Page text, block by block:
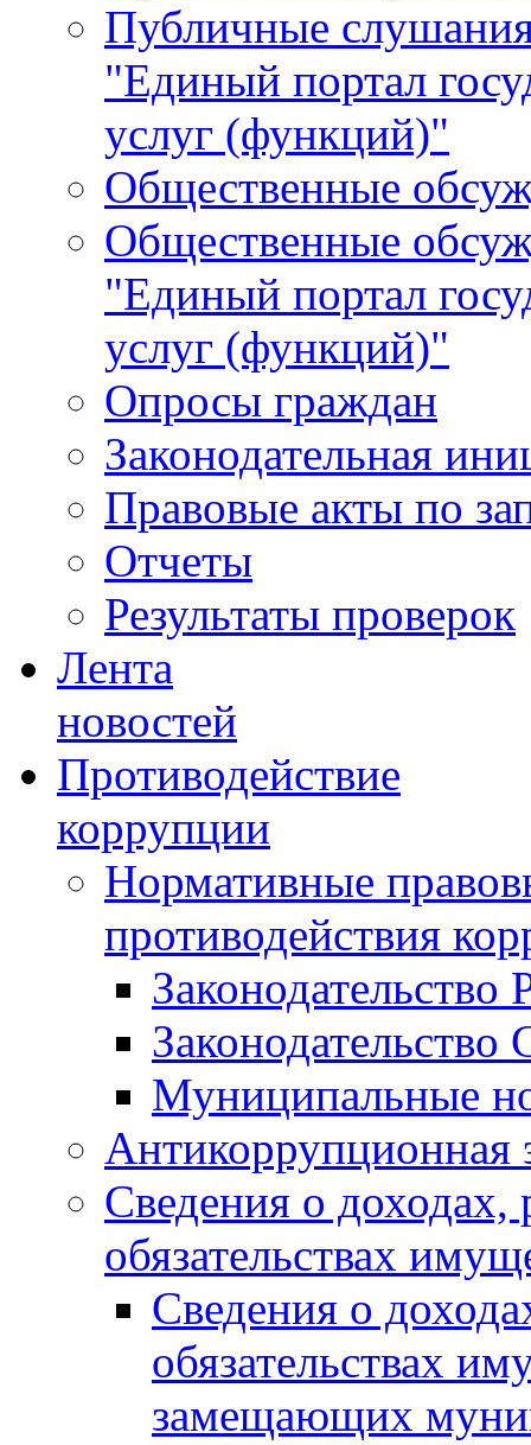
Публичные
"Единый портал
услуг (функций)"
Общественные
Общественные
"Единый портал
услуг (функций)"
Опросы граждан
Законодательная
Правовые акты по
Отчеты
Результаты проверок
Лента
новостей
Противодействие
коррупции
Нормативные
противодействия
Законодательство
Муниципальные
Антикоррупционная
Сведения о доходах,
обязательствах
Сведения о
обязательствах
замещающих